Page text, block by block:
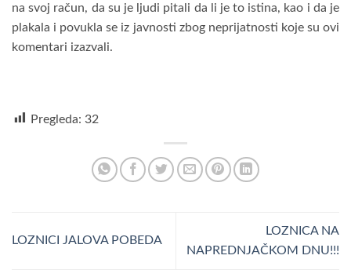
na svoj račun, da su je ljudi pitali da li je to istina, kao i da je
plakala i povukla se iz javnosti zbog neprijatnosti koje su ovi
komentari izazvali.
Pregleda: 32
LOZNICI JALOVA POBEDA
LOZNICA NA
NAPREDNJAČKOM DNU!!!